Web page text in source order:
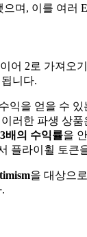
며, 이를 여
어 2로 가져
니다.
익을 얻을 수 있
러한 파생 상
배의 수익률을
플라이휠 토
을 대상으